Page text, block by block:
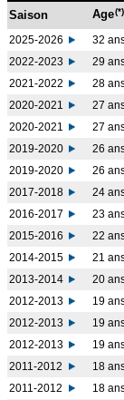
Saison Age(*)
2025-2026 32
2022-2023
29
2021-2022
28
2020-2021
27
2020-2021
27
2019-2020
26
2019-2020
26
2017-2018
24
2016-2017
23
2015-2016
22
2014-2015
21
2013-2014
20
2012-2013
19
2012-2013
19
2012-2013
19
2011-2012
18
2011-2012
18